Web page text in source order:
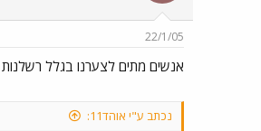
22/1/05
אנשים מתים לצערנו בגלל רשלנות
נכתב ע"י אוהד11: